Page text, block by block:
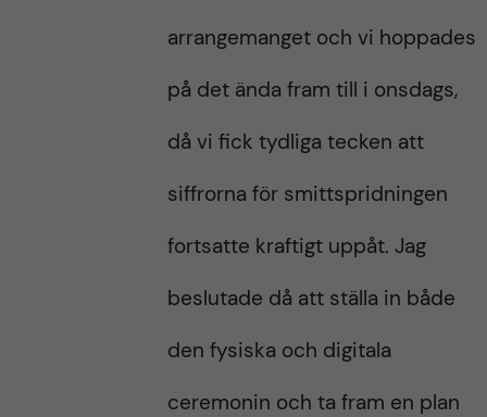
arrangemanget och vi hoppades
på det ända fram till i onsdags,
då vi fick tydliga tecken att
siffrorna för smittspridningen
fortsatte kraftigt uppåt. Jag
beslutade då att ställa in både
den fysiska och digitala
ceremonin och ta fram en plan